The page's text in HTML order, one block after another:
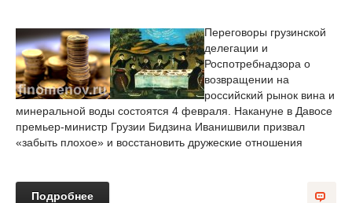
Переговоры грузинской
делегации и
Роспотребнадзора о
возвращении на
российский рынок вина и
минеральной воды состоятся 4 февраля. Накануне в Давосе
премьер-министр Грузии Бидзина Иванишвили призвал
«забыть плохое» и восстановить дружеские отношения
Подробнее